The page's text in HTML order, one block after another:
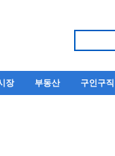
장 부동산 구인구직